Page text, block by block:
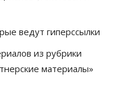
ЧС не будет
ведут гиперссылки
из рубрики
материалы»